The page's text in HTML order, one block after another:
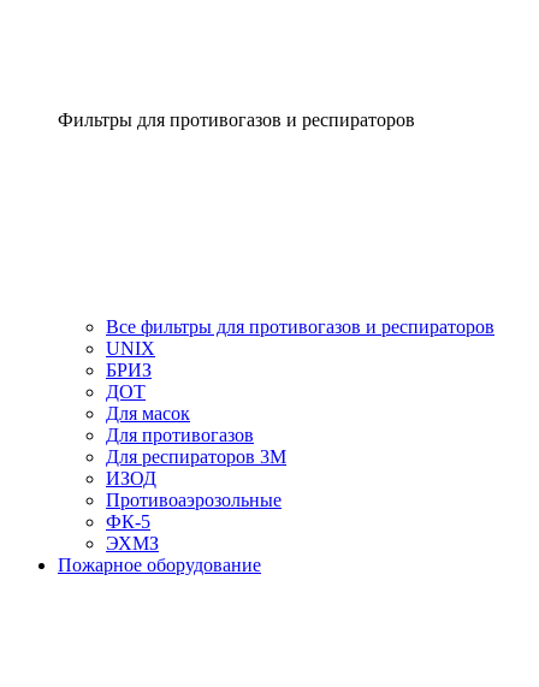
Фильтры для противогазов и респираторов
Все фильтры для противогазов и респираторов
UNIX
БРИЗ
ДОТ
Для масок
Для противогазов
Для респираторов 3М
ИЗОД
Противоаэрозольные
ФК-5
ЭХМЗ
Пожарное оборудование